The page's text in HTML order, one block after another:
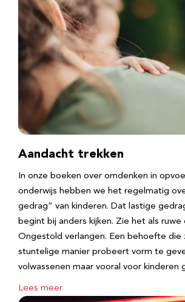
Aandacht trekken
In onze boeken over omdenken in
onderwijs hebben we het regelmatig
gedrag” van kinderen. Dat lastige
begint bij anders kijken. Zie het als ruwe
Ongestold verlangen. Een behoefte die
stuntelige manier probeert vorm te
volwassenen maar vooral voor kinderen
Lees meer